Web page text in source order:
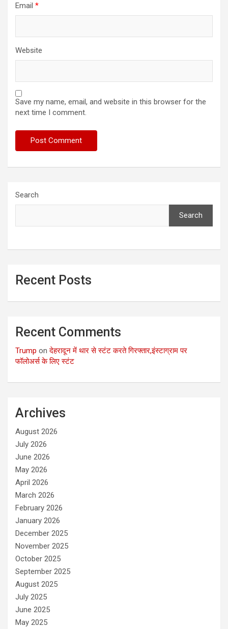
Email *
Website
Save my name, email, and website in this browser for the
next time I comment.
Search
Search
Recent Posts
Recent Comments
Trump onदेहरादून में थार से स्टंट करते गिरफ्तार,इंस्टाग्राम पर
फॉलोअर्स के लिए स्टंट
Archives
August 2026
July 2026
June 2026
May 2026
April 2026
March 2026
February 2026
January 2026
December 2025
November 2025
October 2025
September 2025
August 2025
July 2025
June 2025
May 2025